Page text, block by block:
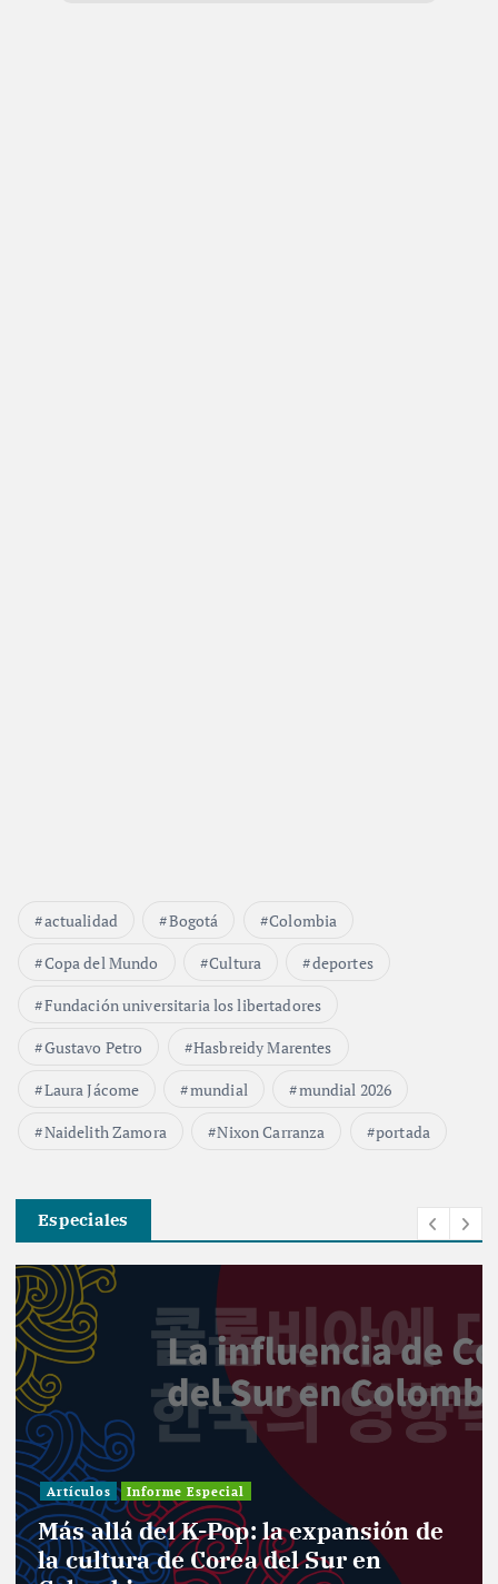
actualidad Bogotá
Colombia
Copa del Mundo
Cultura
deportes
Fundación universitaria los libertadores
Gustavo Petro
Hasbreidy Marentes
Laura Jácome
mundial
mundial 2026
Naidelith Zamora
Nixon Carranza portada
Especiales
Artículos Informe Especial
Más allá del K-Pop: la expansión de
la cultura de Corea del Sur en